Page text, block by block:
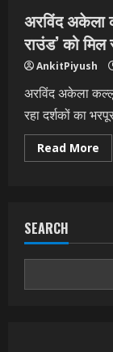
अरविंद अकेला
राउंड’ को मिल
AnkitPiyush
अरविंद अकेला कल्लू
रहा दर्शकों का
Read More
ने
SEARCH